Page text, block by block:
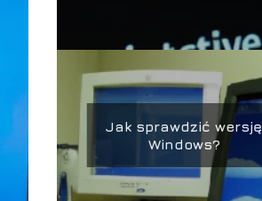
Jak sprawdzić wersję
Windows?